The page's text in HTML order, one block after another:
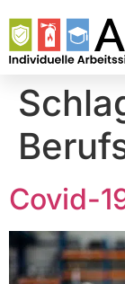
Covid-